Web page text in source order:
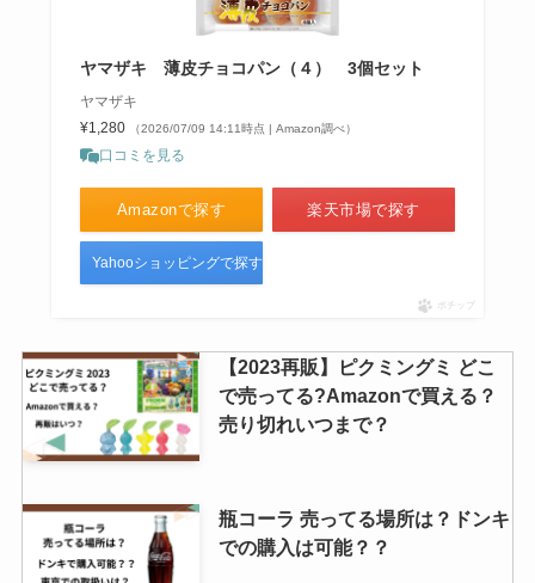
ヤマザキ 薄皮チョコパン（４） 3個セット
ヤマザキ
¥1,280
（2026/07/09 14:11時点 | Amazon調べ）
口コミを見る
Amazonで探す 楽天市場で探す
Yahooショッピングで探す
ポチップ
【2023再販】ピクミングミ どこ
で売ってる?Amazonで買える？
売り切れいつまで？
瓶コーラ 売ってる場所は？ドンキ
での購入は可能？？